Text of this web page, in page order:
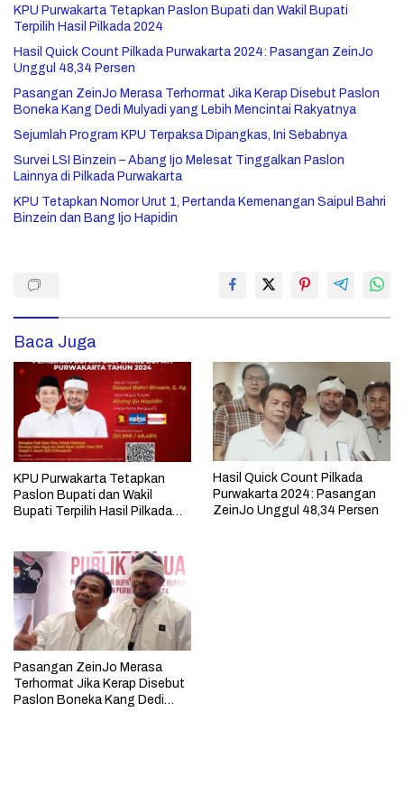
KPU Purwakarta Tetapkan Paslon Bupati dan Wakil Bupati
Terpilih Hasil Pilkada 2024
Hasil Quick Count Pilkada Purwakarta 2024: Pasangan ZeinJo
Unggul 48,34 Persen
Pasangan ZeinJo Merasa Terhormat Jika Kerap Disebut Paslon
Boneka Kang Dedi Mulyadi yang Lebih Mencintai Rakyatnya
Sejumlah Program KPU Terpaksa Dipangkas, Ini Sebabnya
Survei LSI Binzein – Abang Ijo Melesat Tinggalkan Paslon
Lainnya di Pilkada Purwakarta
KPU Tetapkan Nomor Urut 1, Pertanda Kemenangan Saipul Bahri
Binzein dan Bang Ijo Hapidin
Baca Juga
KPU Purwakarta Tetapkan
Paslon Bupati dan Wakil
Bupati Terpilih Hasil Pilkada
Hasil Quick Count Pilkada
Purwakarta 2024: Pasangan
ZeinJo Unggul 48,34 Persen
Pasangan ZeinJo Merasa
Terhormat Jika Kerap Disebut
Paslon Boneka Kang Dedi